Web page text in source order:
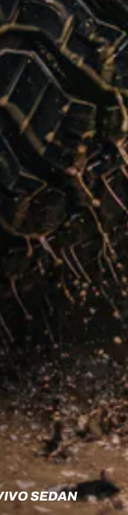
SEDAN